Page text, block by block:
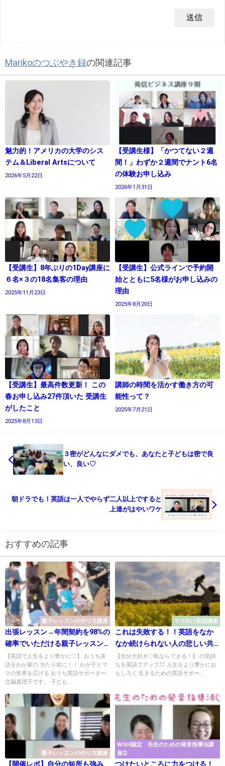
Marikoのつぶやき録の関連記事
魅力的！アメリカの大学のシス
テム＆Liberal Artsについて
2026年5月22日
【受講生様】「かつてない２週
間！」わずか２週間でナント6名
の体験お申し込み
2026年1月31日
【受講生】8年ぶりの1Day講座に
６名×３の18名集客の理由
2025年11月23日
【受講生】公式ラインで予約開
始とともに5名様がお申し込みの
理由
2025年8月20日
【受講生】最高件数更新！ この
春お申し込み27件頂いた 受講生
がしたこと
2025年8月13日
講師の時間を活かす働き方の可
能性って？
2025年7月21日
３密がどんなにダメでも、あなたと子どもは密で良
い、良い♡
朝ドラでも！英語は一人でやらず二人以上ですると
上達がはやいワケ
おすすめの記事
親子レッスンの作り方講座
出張レッスン→年間契約を98%の
確率でいただける親子レッスン
とは
【英語で人生をより豊かに♡】 おうち英
語をわが家の 当たり前に！！ わが子とマ
マの世界を広げる おうち英語サポーター
立脇真理子です。 子ども...
ママ向け英語講座
これは失敗する！！英語をなか
なか続けられない人の悲しい共
通点
【自分大好き♡私ならできる！】 の気持
ちを英語でアップ⤴⤴ 人生をより豊かにお
もしろく 生きるための英語サポー...
親子レッスンの作り方講座
WISH認定 先生のための発音指導法講
座➀